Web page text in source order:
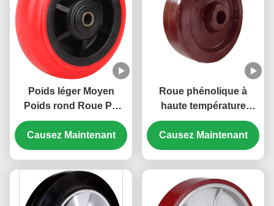
Poids léger Moyen
Poids rond Roue Pp
Roue lourde Caster
industriel Pp roue de
base Rentable
Causez Maintenant
Roue phénolique à
haute température
rouleaux industriels à
charge lourde rouleaux
industriels non
industriels 300 degrés
Causez Maintenant